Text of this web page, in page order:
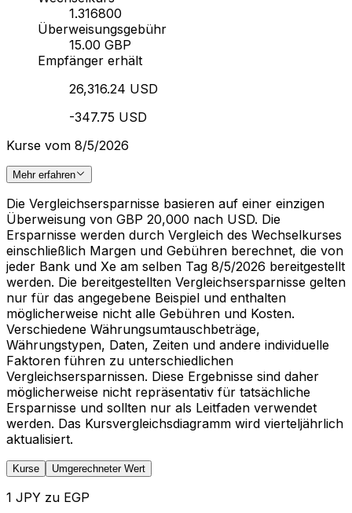
1.316800
Überweisungsgebühr
15.00 GBP
Empfänger erhält
26,316.24 USD
-347.75 USD
Kurse vom 8/5/2026
Mehr erfahren
Die Vergleichsersparnisse basieren auf einer einzigen
Überweisung von GBP 20,000 nach USD. Die
Ersparnisse werden durch Vergleich des Wechselkurses
einschließlich Margen und Gebühren berechnet, die von
jeder Bank und Xe am selben Tag 8/5/2026 bereitgestellt
werden. Die bereitgestellten Vergleichsersparnisse gelten
nur für das angegebene Beispiel und enthalten
möglicherweise nicht alle Gebühren und Kosten.
Verschiedene Währungsumtauschbeträge,
Währungstypen, Daten, Zeiten und andere individuelle
Faktoren führen zu unterschiedlichen
Vergleichsersparnissen. Diese Ergebnisse sind daher
möglicherweise nicht repräsentativ für tatsächliche
Ersparnisse und sollten nur als Leitfaden verwendet
werden. Das Kursvergleichsdiagramm wird vierteljährlich
aktualisiert.
Kurse Umgerechneter Wert
1 JPY zu EGP